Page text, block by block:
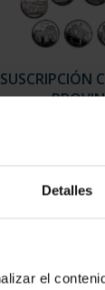
Detalles
el
SUSCRIPCIÓN